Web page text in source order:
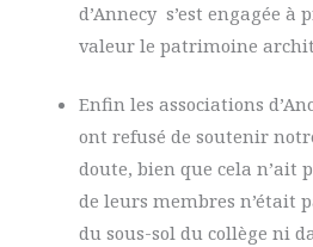
d’Annecy s’est engagée
valeur le patrimoine
Enfin les associations
ont refusé de soutenir
doute, bien que cela n’ait
de leurs membres n’était
du sous-sol du collège ni